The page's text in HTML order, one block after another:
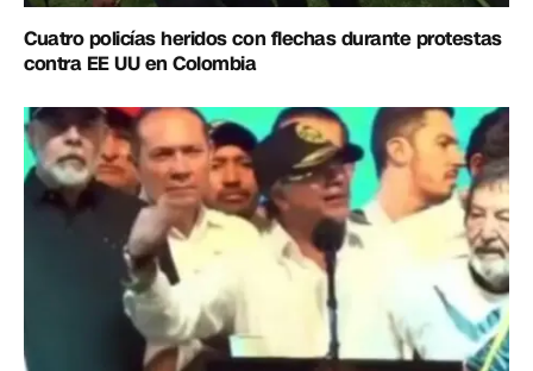
Cuatro policías heridos con flechas durante protestas
contra EE UU en Colombia